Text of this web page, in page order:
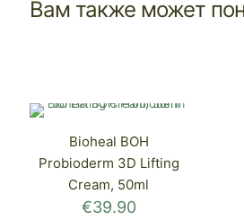
Вам также может
Bioheal BOH
Probioderm 3D Lifting
Cream, 50ml
€39.90